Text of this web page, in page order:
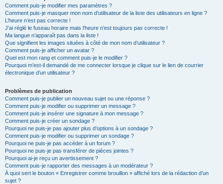
Comment puis-je modifier mes paramètres ?
Comment puis-je masquer mon nom d’utilisateur de la liste des utilisateurs en ligne ?
L’heure n’est pas correcte !
J’ai réglé le fuseau horaire mais l’heure n’est toujours pas correcte !
Ma langue n’apparaît pas dans la liste !
Que signifient les images situées à côté de mon nom d’utilisateur ?
Comment puis-je afficher un avatar ?
Quel est mon rang et comment puis-je le modifier ?
Pourquoi m’est-il demandé de me connecter lorsque je clique sur le lien de courrier
électronique d’un utilisateur ?
Problèmes de publication
Comment puis-je publier un nouveau sujet ou une réponse ?
Comment puis-je modifier ou supprimer un message ?
Comment puis-je insérer une signature à mon message ?
Comment puis-je créer un sondage ?
Pourquoi ne puis-je pas ajouter plus d’options à un sondage ?
Comment puis-je modifier ou supprimer un sondage ?
Pourquoi ne puis-je pas accéder à un forum ?
Pourquoi ne puis-je pas transférer de pièces jointes ?
Pourquoi ai-je reçu un avertissement ?
Comment puis-je rapporter des messages à un modérateur ?
À quoi sert le bouton « Enregistrer comme brouillon » affiché lors de la rédaction d’un
sujet ?